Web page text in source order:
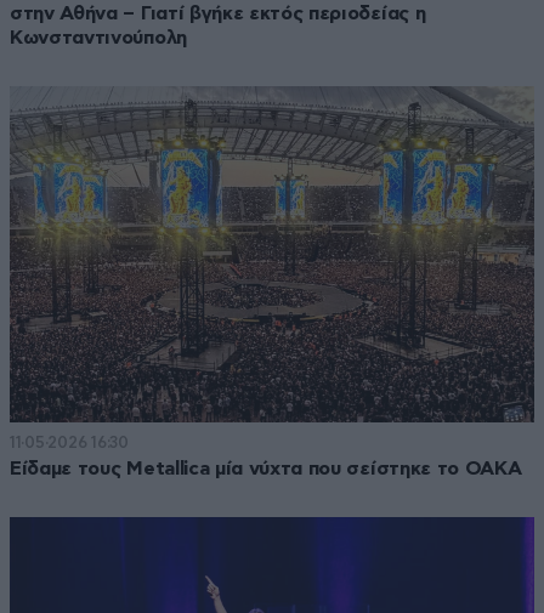
στην Αθήνα – Γιατί βγήκε εκτός περιοδείας η
Κωνσταντινούπολη
11·05·2026 16:30
Είδαμε τους Metallica μία νύχτα που σείστηκε το ΟΑΚΑ